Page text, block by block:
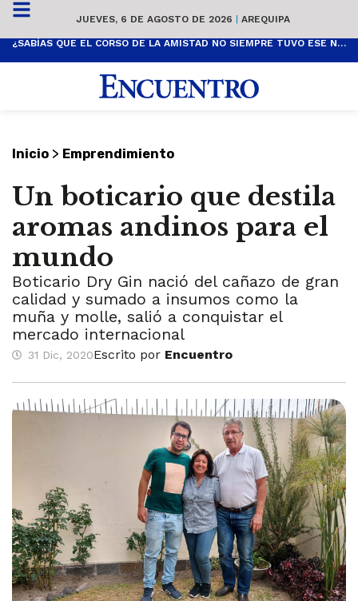
JUEVES, 6 DE AGOSTO DE 2026 | AREQUIPA
¿SABÍAS QUE EL CORSO DE LA AMISTAD NO SIEMPRE TUVO ESE NOMBRE? ESTA ES SU HISTORIA
Inicio > Emprendimiento
Un boticario que destila
aromas andinos para el
mundo
Boticario Dry Gin nació del cañazo de gran
calidad y sumado a insumos como la
muña y molle, salió a conquistar el
mercado internacional
31 Dic, 2020Escrito por Encuentro